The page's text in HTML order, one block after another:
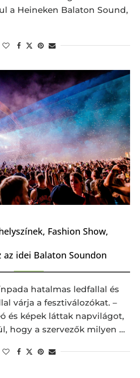
a Heineken Balaton Sound,
Fashion Show,
az idei Balaton Soundon
hatalmas ledfallal és
várja a fesztiválozókat. –
és képek láttak napvilágot,
hogy a szervezők milyen …